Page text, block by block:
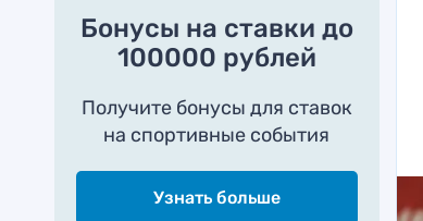
Бонусы на ставки до
100000 рублей
Получите бонусы для ставок
на спортивные события
Узнать больше